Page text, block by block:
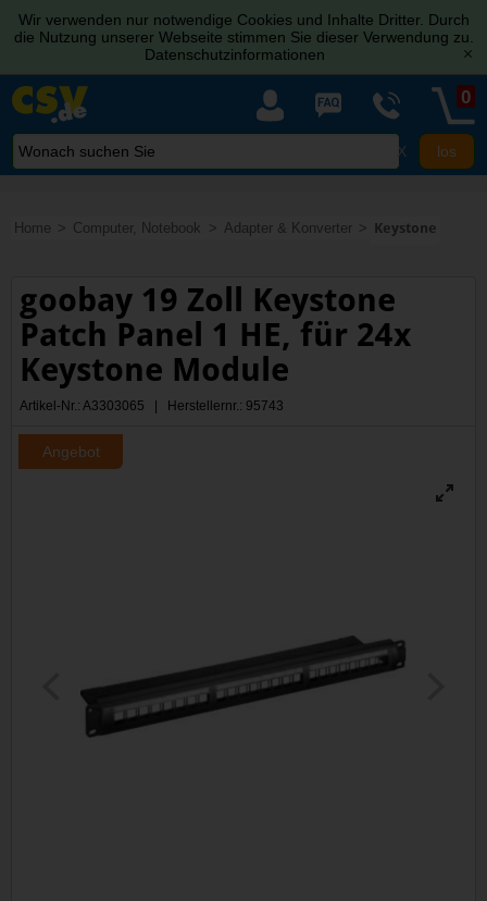
Wir verwenden nur notwendige Cookies und Inhalte Dritter. Durch
die Nutzung unserer Webseite stimmen Sie dieser Verwendung zu.
Datenschutzinformationen
[x]
X
0
Home Computer, Notebook Adapter & Konverter Keystone
goobay 19 Zoll Keystone
Patch Panel 1 HE, für 24x
Keystone Module
Artikel-Nr.: A3303065 | Herstellernr.: 95743
Angebot